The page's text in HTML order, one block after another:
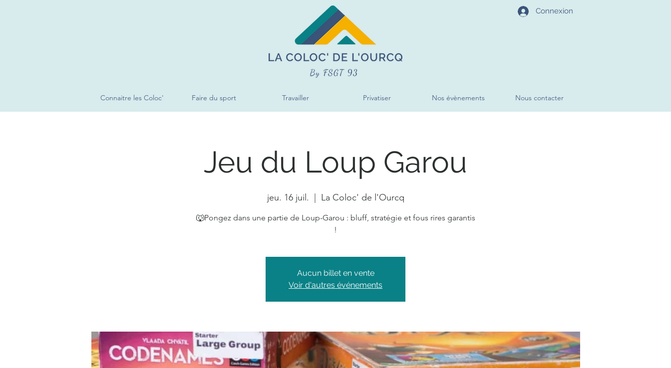
Connexion
Connaitre les Coloc' Faire du sport Travailler Privatiser Nos évènements Nous contacter
Jeu du Loup Garou
jeu. 16 juil. La Coloc' de l'Ourcq
🐺Pongez dans une partie de Loup-Garou : bluff, stratégie et fous rires garantis
!
Aucun billet en vente
Voir d'autres événements